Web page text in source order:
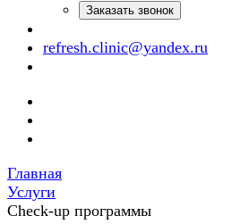
Заказать звонок
refresh.clinic@yandex.ru
Главная
Услуги
Check-up программы